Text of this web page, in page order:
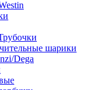
шарики
Dega